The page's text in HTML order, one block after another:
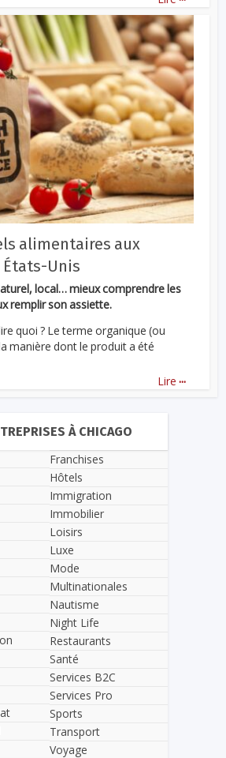
alimentaires aux
États-Unis
local… mieux comprendre les
remplir son assiette.
quoi ? Le terme organique (ou
manière dont le produit a été
Lire ...
À CHICAGO
Franchises
Hôtels
Immigration
Immobilier
Loisirs
Luxe
Mode
Multinationales
Nautisme
Night Life
Restaurants
Santé
Services B2C
Services Pro
Sports
Transport
Voyage